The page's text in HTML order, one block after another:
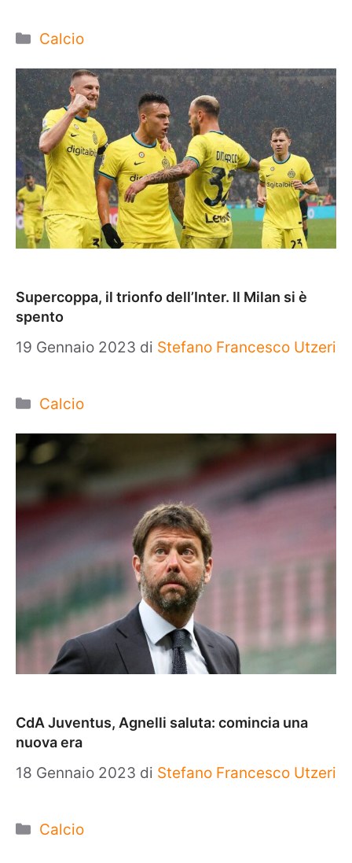
Categorie
Calcio
Supercoppa, il trionfo dell’Inter. Il Milan si è
spento
19 Gennaio 2023 di Stefano Francesco Utzeri
Categorie
Calcio
CdA Juventus, Agnelli saluta: comincia una
nuova era
18 Gennaio 2023 di Stefano Francesco Utzeri
Categorie
Calcio